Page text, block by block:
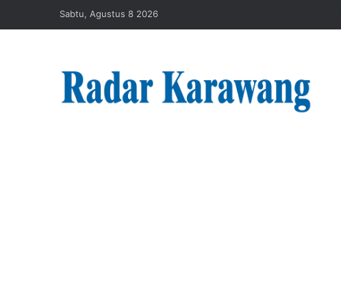
Sabtu, Agustus 8 2026